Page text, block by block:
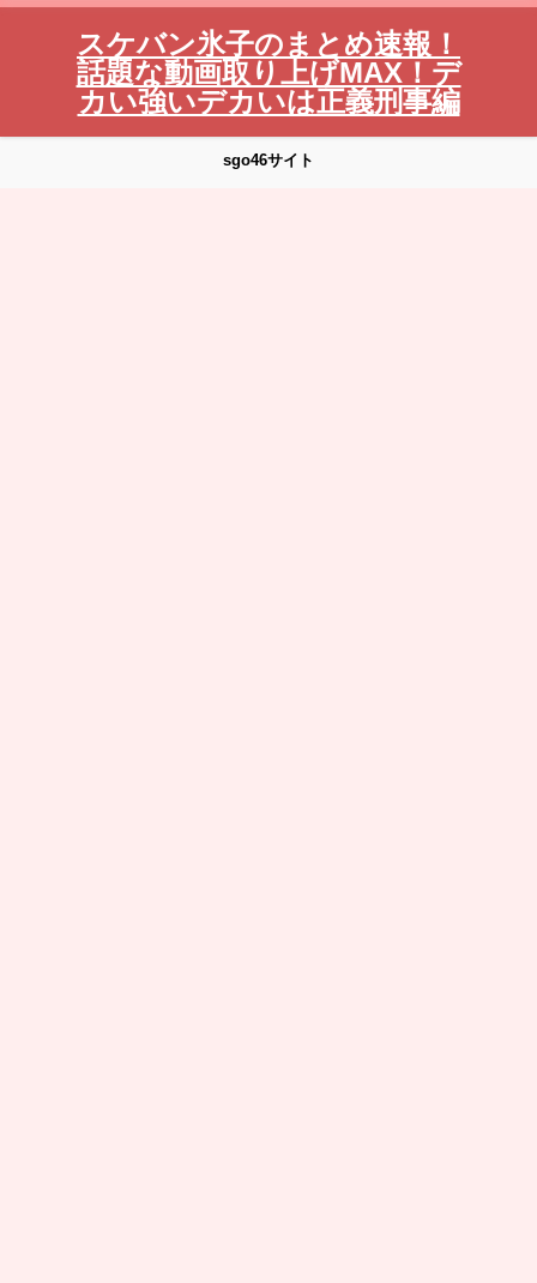
スケバン氷子のまとめ速報！
話題な動画取り上げMAX！デ
カい強いデカいは正義刑事編
sgo46サイト